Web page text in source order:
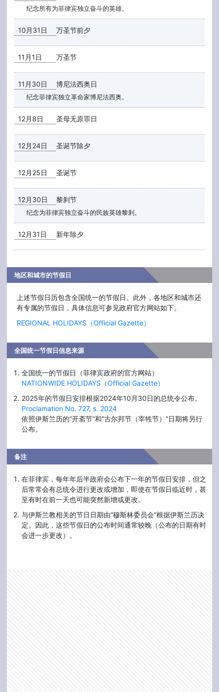
纪念所有为菲律宾独立奋斗的英雄。
10月31日 万圣节前夕
11月1日 万圣节
11月30日 博尼法西奥日
纪念菲律宾独立革命家博尼法西奥。
12月8日 圣母无原罪日
12月24日 圣诞节除夕
12月25日 圣诞节
12月30日 黎刹节
纪念为菲律宾独立奋斗的民族英雄黎刹。
12月31日 新年除夕
地区和城市的节假日
上述节假日历包含全国统一的节假日。此外，各地区和城市还
有专属的节假日，具体信息可参见政府官方网站如下。
REGIONAL HOLIDAYS（Official Gazette）
全国统一节假日信息来源
全国统一的节假日（菲律宾政府的官方网站）
NATIONWIDE HOLIDAYS（Official Gazette）
2025年的节假日安排根据2024年10月30日的总统令公布。
Proclamation No. 727, s. 2024
依照伊斯兰历的“开斋节”和“古尔邦节（宰牲节）”日期将另行
公布。
备注
在菲律宾，每年年后半政府会公布下一年的节假日安排，但之
后常常会有总统令进行更改或增加，即使在节假日临近时，甚
至有时在前一天也可能突然新增或更改。
与伊斯兰教相关的节日日期由“穆斯林委员会”根据伊斯兰历决
定。因此，这些节假日的公布时间通常较晚（公布的日期有时
会进一步更改）。